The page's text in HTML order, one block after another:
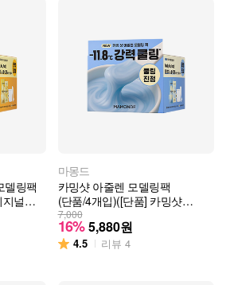
델링팩
널
마몽드
카밍샷 아줄렌 모델링팩
(단품/4개입)([단품] 카밍샷
아줄렌 (믹싱볼,스패츌러 포함))
7,000
16% 5,880원
4.5 리뷰 4